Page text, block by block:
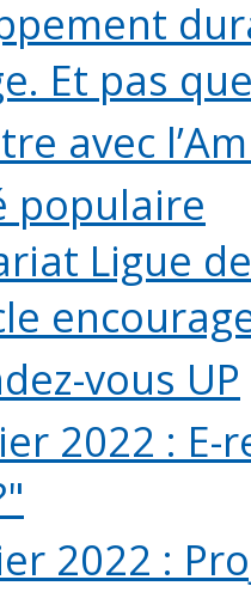
Et pas
avec
populaire
Ligue
vous UP
2022 :
2022 :